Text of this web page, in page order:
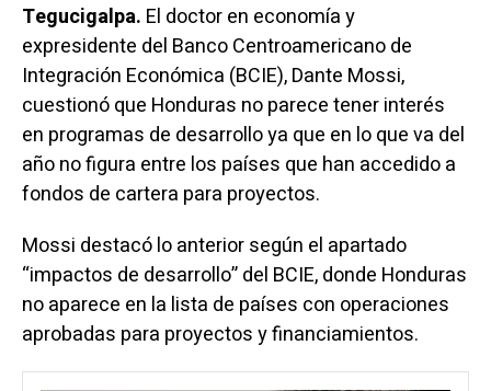
Tegucigalpa. El doctor en economía y
expresidente del Banco Centroamericano de
Integración Económica (BCIE), Dante Mossi,
cuestionó que Honduras no parece tener interés
en programas de desarrollo ya que en lo que va del
año no figura entre los países que han accedido a
fondos de cartera para proyectos.
Mossi destacó lo anterior según el apartado
“impactos de desarrollo” del BCIE, donde Honduras
no aparece en la lista de países con operaciones
aprobadas para proyectos y financiamientos.